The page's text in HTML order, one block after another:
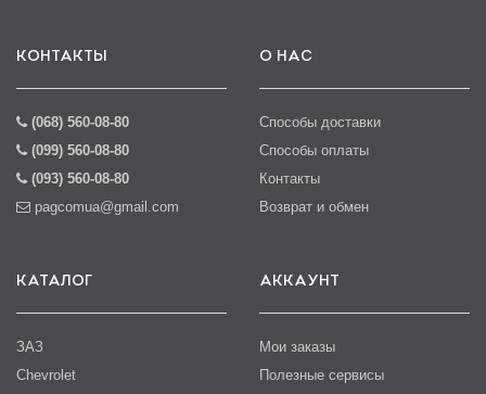
КОНТАКТЫ
(068) 560-08-80
(099) 560-08-80
(093) 560-08-80
pagcomua@gmail.com
О НАС
Способы доставки
Способы оплаты
Контакты
Возврат и обмен
КАТАЛОГ
ЗАЗ
Chevrolet
АККАУНТ
Мои заказы
Полезные сервисы